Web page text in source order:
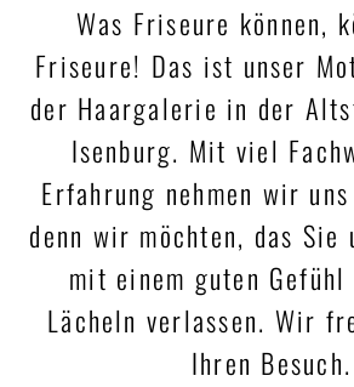
Was Friseure können,
Friseure! Das ist unser
der Haargalerie in der
Isenburg. Mit viel
Erfahrung nehmen wir
denn wir möchten, das Sie
mit einem guten Gefühl
Lächeln verlassen. Wir
Ihren Besuch.